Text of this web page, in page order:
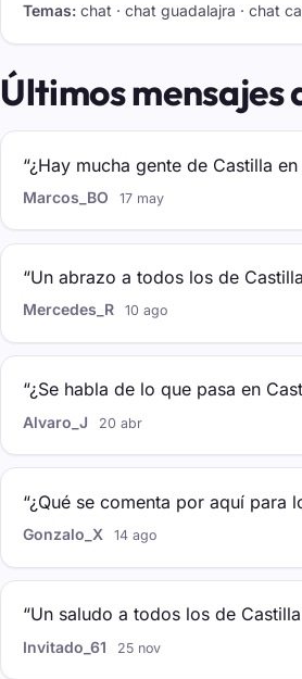
Temas: chat · chat guadalajra · chat
Últimos
“¿Hay mucha gente de Castilla en
Marcos_BO 17 may
“Un abrazo a todos los de
Mercedes_R 10 ago
“¿Se habla de lo que pasa en
Alvaro_J 20 abr
“¿Qué se comenta por aquí para
Gonzalo_X 14 ago
“Un saludo a todos los de
Invitado_61 25 nov